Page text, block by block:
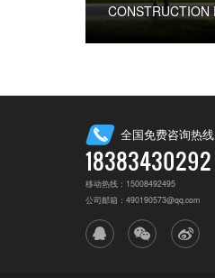
全国免费咨询热线
18383430292
移动热线：15008492495
公司邮箱：490190573@qq.com